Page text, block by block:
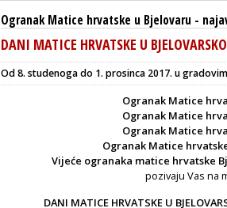
Ogranak Matice hrvatske u Bjelovaru -
DANI MATICE HRVATSKE U
Od 8. studenoga do 1. prosinca 2017. u
Ogranak Matice
Ogranak Matice
Ogranak Matice
Ogranak Matice
Vijeće ogranaka matice hrvatske
pozivaju Vas na
DANI MATICE HRVATSKE U